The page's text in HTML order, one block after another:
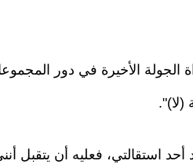
الأخيرة في دور
(لا)".
استقالتي، فعليه أن يتقبل